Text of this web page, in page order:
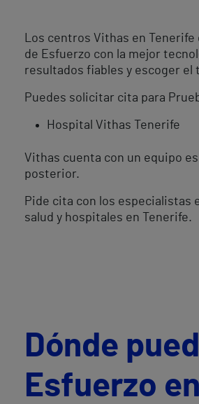
Los centros Vithas en
de Esfuerzo con la mejor
resultados fiables y escoger
Puedes solicitar cita para
Hospital Vithas Tenerife
Vithas cuenta con un equipo
posterior.
Pide cita con los especialistas
salud y hospitales en Tenerife.
Dónde
Esfuerzo